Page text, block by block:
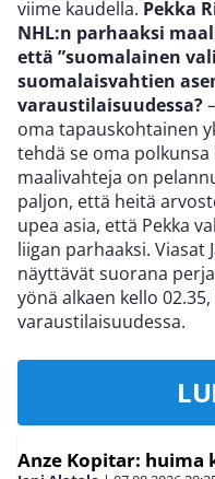
viime kaudella. Pekka
NHL:n parhaaksi
että ”suomalainen
suomalaisvahtien
varaustilaisuudessa?
oma tapauskohtainen
tehdä se oma
maalivahteja on
paljon, että heitä
upea asia, että Pekka
liigan parhaaksi. Viasat
näyttävät suorana
yönä alkaen kello
varaustilaisuudessa.
Anze Kopitar: huima